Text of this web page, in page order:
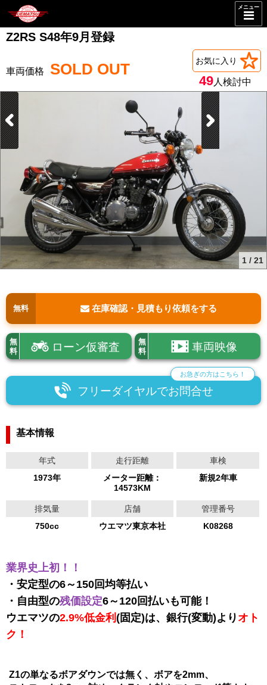
メニュー
Z2RS S48年9月登録
SOLD OUT お気に入り
49人検討中
1 / 21
無料 在庫確認・見積もり依頼をする
無
料
ローン仮審査
無
料
車両映像
フリーダイヤルでお問合せ
お急ぎの方はこちら！
基本情報
年式
1973年
走行距離
メーター距離：
14573KM
車検
新規2年車
排気量
750cc
店舗
ウエマツ東京本社
管理番号
K08268
業界史上初！！
・安定型の6～150回均等払い
・自由型の残価設定6～120回払いも可能！
ウエマツの2.9%低金利 (固定)は、銀行(変動)より オト
ク！
Z1の単なるボアダウンでは無く、ボアを2mm、